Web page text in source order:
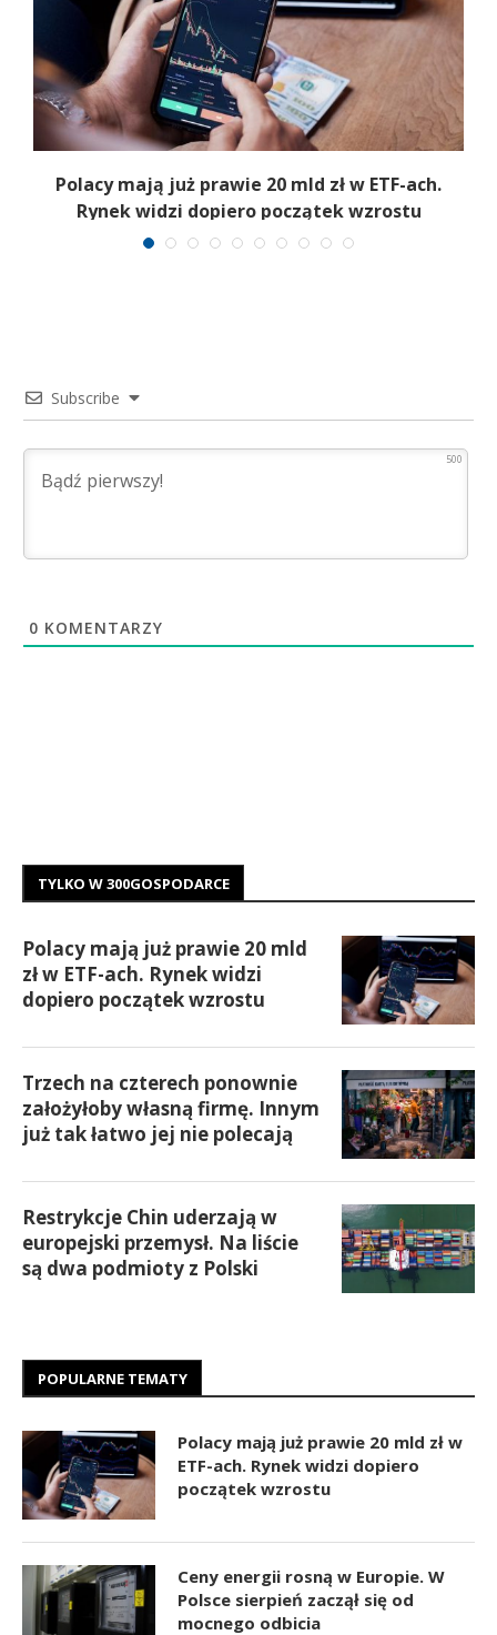
Polacy mają już prawie 20 mld zł w ETF-ach.
Rynek widzi dopiero początek wzrostu
Subscribe
500
0 KOMENTARZY
TYLKO W 300GOSPODARCE
Polacy mają już prawie 20 mld
zł w ETF-ach. Rynek widzi
dopiero początek wzrostu
Trzech na czterech ponownie
założyłoby własną firmę. Innym
już tak łatwo jej nie polecają
Restrykcje Chin uderzają w
europejski przemysł. Na liście
są dwa podmioty z Polski
POPULARNE TEMATY
Polacy mają już prawie 20 mld zł w
ETF-ach. Rynek widzi dopiero
początek wzrostu
Ceny energii rosną w Europie. W
Polsce sierpień zaczął się od
mocnego odbicia